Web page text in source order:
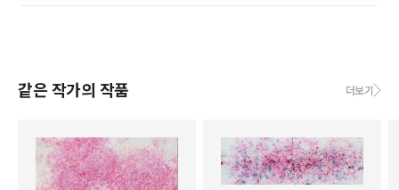
같은 작가의 작품 더보기